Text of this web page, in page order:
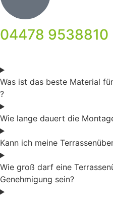
04478 9538810
Was ist das beste Material
?
Wie lange dauert die
Kann ich meine
Wie groß darf eine
Genehmigung sein?